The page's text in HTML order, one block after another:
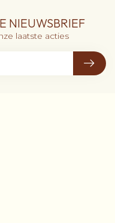
NIEUWSBRIEF
laatste acties